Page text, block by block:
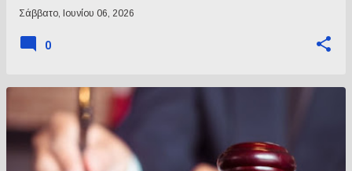
Σάββατο, Ιουνίου 06, 2026
0